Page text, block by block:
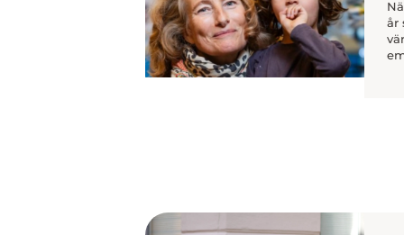
år